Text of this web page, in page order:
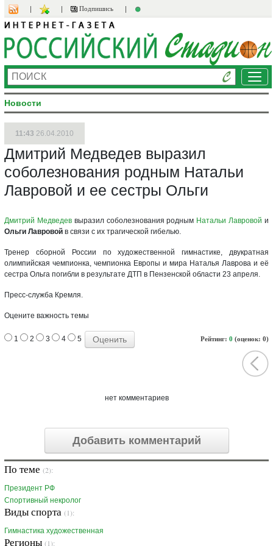
Подпишись
Новости
11:43 26.04.2010
Дмитрий Медведев выразил
соболезнования родным Натальи
Лавровой и ее сестры Ольги
Дмитрий Медведеввыразил соболезнования родным Натальи Лавровой и
Ольги Лавровой в связи с их трагической гибелью.
Тренер сборной России по художественной гимнастике, двукратная
олимпийская чемпионка, чемпионка Европы и мира Наталья Лаврова и её
сестра Ольга погибли в результате ДТП в Пензенской области 23 апреля.
Пресс-служба Кремля.
Оцените важность темы
Рейтинг: 0 (оценок: 0)
1 2 3 4 5
нет комментариев
Добавить комментарий
По теме (2):
Президент РФ
Спортивный некролог
Виды спорта (1):
Гимнастика художественная
Регионы (1):